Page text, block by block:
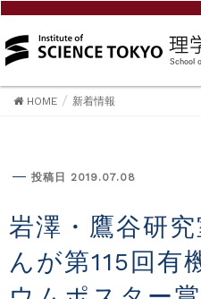
HOME 新着情報
投稿日 2019.07.08
岩澤・鷹谷研究室の岩井朝希さ
んが第115回有